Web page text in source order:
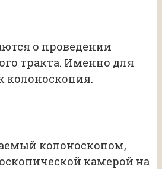
о проведении
тракта. Именно для
колоноскопия.
колоноскопом,
камерой на